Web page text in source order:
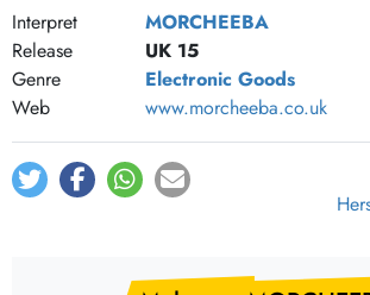
Interpret
MORCHEEBA
Release
UK 15
Genre
Electronic Goods
Web
www.morcheeba.co.uk